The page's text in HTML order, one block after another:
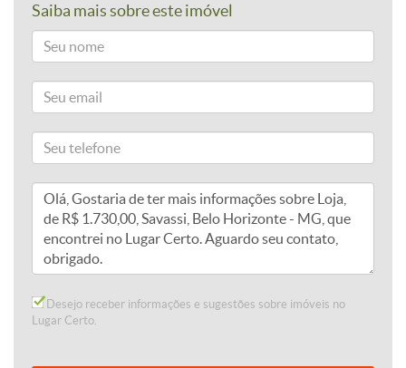
Saiba mais sobre este imóvel
Desejo receber informações e sugestões sobre imóveis no
Lugar Certo.